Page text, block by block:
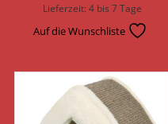
Lieferzeit:4 bis 7 Tage
Auf die Wunschliste